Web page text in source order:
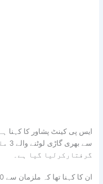
ایس پی کینٹ پشاور کا کہنا
سے
گرفتارکرلیا گیا ہے۔